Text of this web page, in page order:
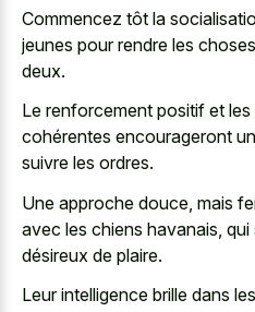
Commencez tôt la
jeunes pour rendre les
deux.
Le renforcement positif et
cohérentes encourageront
suivre les ordres.
Une approche douce, mais
avec les chiens havanais,
désireux de plaire.
Leur intelligence brille dans